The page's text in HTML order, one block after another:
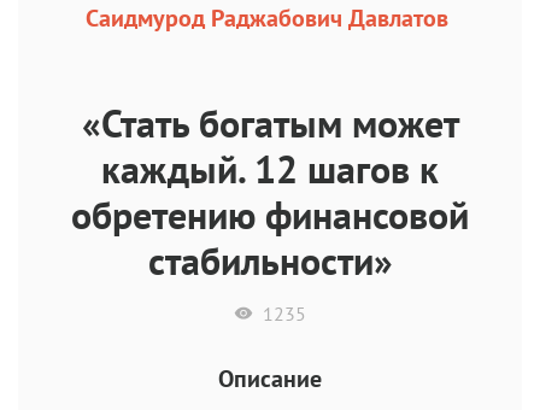
Саидмурод Раджабович Давлатов
«Стать богатым может
каждый. 12 шагов к
обретению финансовой
стабильности»
1235
Описание